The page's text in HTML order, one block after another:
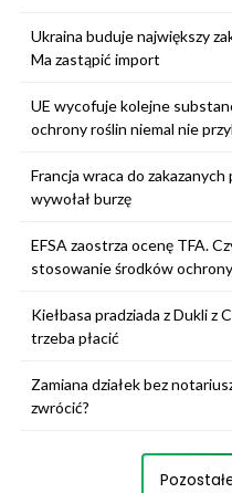
Ukraina buduje największy
Ma zastąpić import
UE wycofuje kolejne
ochrony roślin niemal nie
Francja wraca do
wywołał burzę
EFSA zaostrza ocenę TFA.
stosowanie środków
Kiełbasa pradziada z Dukli z
trzeba płacić
Zamiana działek bez
zwrócić?